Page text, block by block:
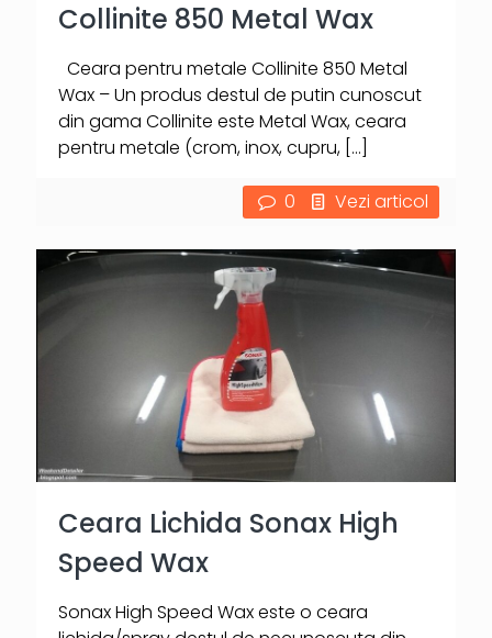
Collinite 850 Metal Wax
Ceara pentru metale Collinite 850 Metal
Wax – Un produs destul de putin cunoscut
din gama Collinite este Metal Wax, ceara
pentru metale (crom, inox, cupru, […]
0 Vezi articol
Ceara Lichida Sonax High
Speed Wax
Sonax High Speed Wax este o ceara